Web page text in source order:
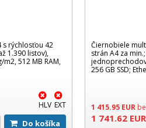
s rýchlosťou 42
1.390 listov),
512 MB RAM,
HLV EXT
Do košíka
Čiernobiele
strán A4 za
256 GB SSD;
1 415.95 EUR
1 741.62 EUR